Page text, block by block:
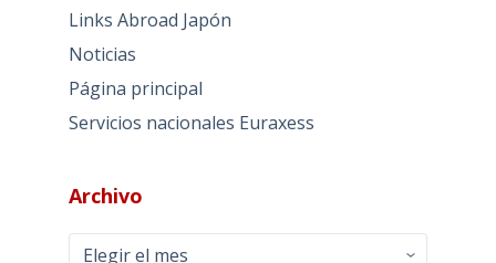
Links Abroad Japón
Noticias
Página principal
Servicios nacionales Euraxess
Archivo
Archivo